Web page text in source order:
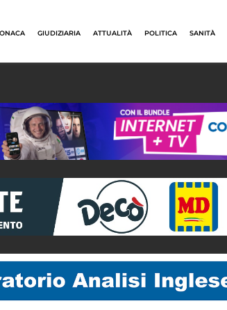
GIUDIZIARIA ATTUALITÀ POLITICA SANITÀ